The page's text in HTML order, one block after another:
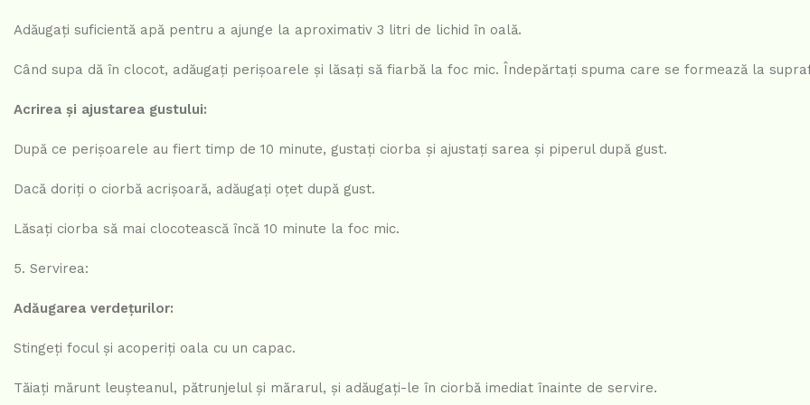
Adăugați suficientă apă pentru a ajunge la aproximativ 3 litri de lichid în oală.
Când supa dă în clocot, adăugați perișoarele și lăsați să fiarbă la foc mic. Îndepărtați spuma care se formează la
Acrirea și ajustarea gustului:
După ce perișoarele au fiert timp de 10 minute, gustați ciorba și ajustați sarea și piperul după gust.
Dacă doriți o ciorbă acrișoară, adăugați oțet după gust.
Lăsați ciorba să mai clocotească încă 10 minute la foc mic.
5. Servirea:
Adăugarea verdețurilor:
Stingeți focul și acoperiți oala cu un capac.
Tăiați mărunt leușteanul, pătrunjelul și mărarul, și adăugați-le în ciorbă imediat înainte de servire.